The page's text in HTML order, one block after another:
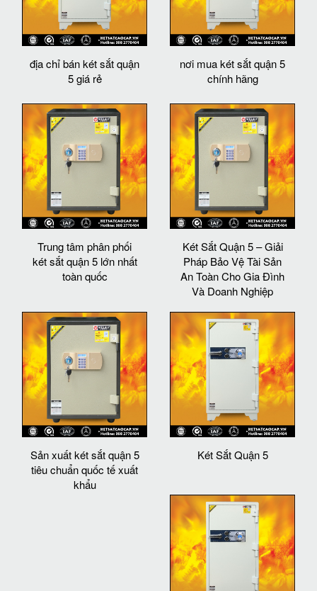
địa chỉ bán két sắt quận
5 giá rẻ
nơi mua két sắt quận 5
chính hãng
Trung tâm phân phối
két sắt quận 5 lớn nhất
toàn quốc
Két Sắt Quận 5 – Giải
Pháp Bảo Vệ Tài Sản
An Toàn Cho Gia Đình
Và Doanh Nghiệp
Sản xuất két sắt quận 5
tiêu chuẩn quốc tế xuất
khẩu
Két Sắt Quận 5